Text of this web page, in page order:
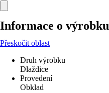
Informace o výrobku
Přeskočit oblast
Druh výrobku
Dlaždice
Provedení
Obklad